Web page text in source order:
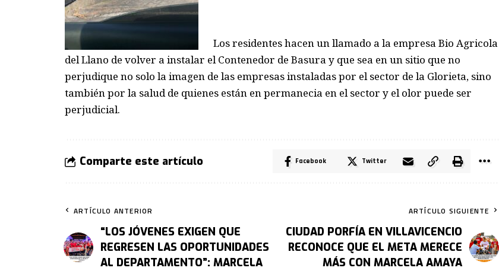
Los residentes hacen un llamado a la empresa Bio Agricola
del Llano de volver a instalar el Contenedor de Basura y que sea en un sitio que no
perjudique no solo la imagen de las empresas instaladas por el sector de la Glorieta, sino
también por la salud de quienes están en permanecia en el sector y el olor puede ser
perjudicial.
Comparte este artículo Facebook Twitter
ARTÍCULO ANTERIOR
“LOS JÓVENES EXIGEN QUE
REGRESEN LAS OPORTUNIDADES
AL DEPARTAMENTO”: MARCELA
ARTÍCULO SIGUIENTE
CIUDAD PORFÍA EN VILLAVICENCIO
RECONOCE QUE EL META MERECE
MÁS CON MARCELA AMAYA